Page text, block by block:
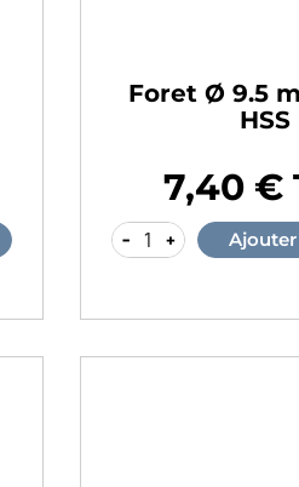
Foret Ø 9.5
HSS
7,40 €
- +